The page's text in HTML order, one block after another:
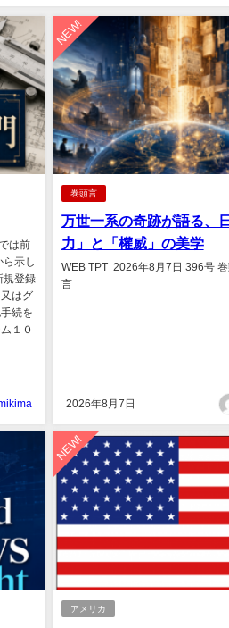
は前
示し
規登録
はグ
続を
１０
NEW!
巻頭言
万世一系の奇跡が語る、
力」と「權威」の美学
WEB TPT 2026年8月7日 396号
2026年8月7日
NEW!
アメリカ